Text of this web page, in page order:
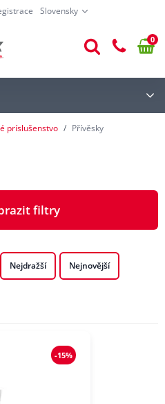
Slovensky
0
príslušenstvo Přívěsky
filtry
Nejdražší Nejnovější
-15%